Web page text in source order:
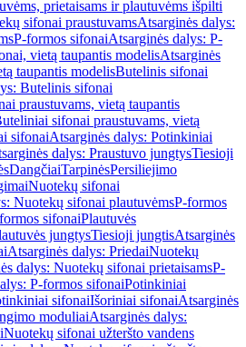
prietaisams ir plautuvėms išpilti
sifonai praustuvamsAtsarginės dalys:
P-formos sifonaiAtsarginės dalys: P-
vietą taupantis modelisAtsarginės
taupantis modelisButelinis sifonai
Butelinis sifonai
praustuvams, vietą taupantis
sifonai praustuvams, vietą
sifonaiAtsarginės dalys: Potinkiniai
dalys: Praustuvo jungtysTiesioji
DangčiaiTarpinėsPersiliejimo
Nuotekų sifonai
Nuotekų sifonai plautuvėmsP-formos
sifonaiPlautuvės
jungtysTiesioji jungtisAtsarginės
Atsarginės dalys: PriedaiNuotekų
dalys: Nuotekų sifonai prietaisamsP-
P-formos sifonaiPotinkiniai
sifonaiIšoriniai sifonaiAtsarginės
moduliaiAtsarginės dalys:
Nuotekų sifonai užteršto vandens